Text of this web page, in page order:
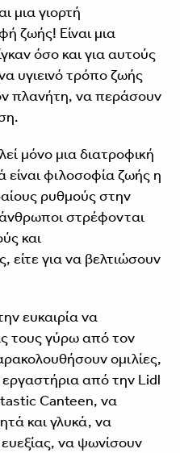
μια γιορτή
ζωής! Είναι μια
όσο και για αυτούς
υγιεινό τρόπο ζωής
πλανήτη, να περάσουν
μόνο μια διατροφική
είναι φιλοσοφία ζωής η
ρυθμούς στην
στρέφονται
και
είτε για να βελτιώσουν
ευκαιρία να
τους γύρω από τον
ομιλίες,
εργαστήρια από την Lidl
Canteen, να
και γλυκά, να
να ψωνίσουν